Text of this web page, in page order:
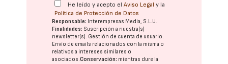
He leído y acepto elAviso Legal y la
Política de Protección de Datos
Responsable: Interempresas Media, S.L.U.
Finalidades: Suscripción a nuestra(s)
newsletter(s). Gestión de cuenta de usuario.
Envío de emails relacionados con la misma o
relativos a intereses similares o
asociados.Conservación: mientras dure la